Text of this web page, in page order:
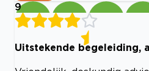
9
Uitstekende begeleiding,